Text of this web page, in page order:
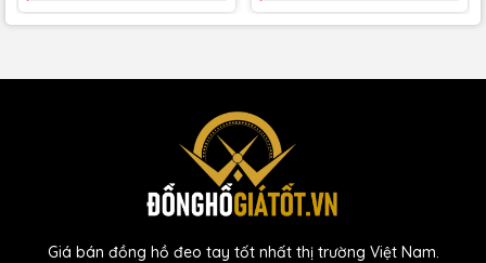
Giá bán đồng hồ đeo tay tốt nhất thị trường Việt Nam.